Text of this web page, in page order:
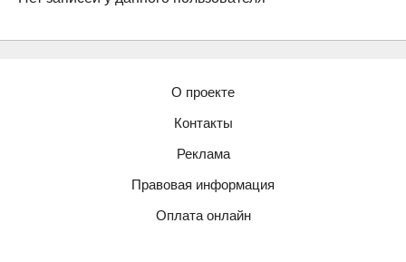
О проекте
Контакты
Реклама
Правовая информация
Оплата онлайн